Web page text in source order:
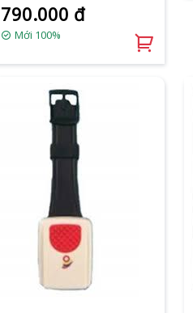
790.000 đ
Mới 100%